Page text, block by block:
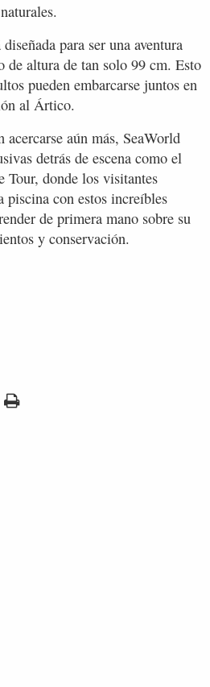
para ser una aventura
altura de tan solo 99 cm. Esto
pueden embarcarse juntos en
al Ártico.
acercarse aún más, SeaWorld
detrás de escena como el
Tour, donde los visitantes
piscina con estos increíbles
de primera mano sobre su
y conservación.